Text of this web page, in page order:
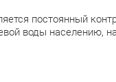
постоянный
воды населению,